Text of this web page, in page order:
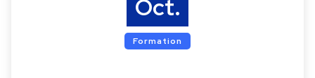
Oct.
Formation